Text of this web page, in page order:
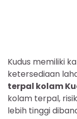
Kudus memiliki
ketersediaan
terpal kolam
kolam terpal,
lebih tinggi